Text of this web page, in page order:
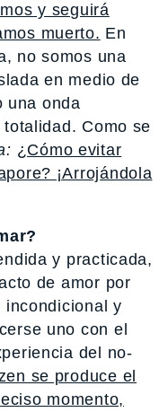
y seguirá
muerto. En
no somos una
en medio de
una onda
Como se
¿Cómo evitar
¡Arrojándola
y practicada,
de amor por
incondicional y
uno con el
del no-
se produce el
momento,